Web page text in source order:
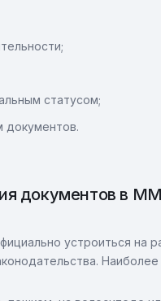
статусом;
документов.
документов в
устроиться на